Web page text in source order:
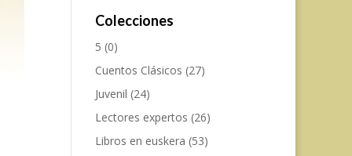
Colecciones
5 (0)
Cuentos Clásicos (27)
Juvenil (24)
Lectores expertos (26)
Libros en euskera (53)